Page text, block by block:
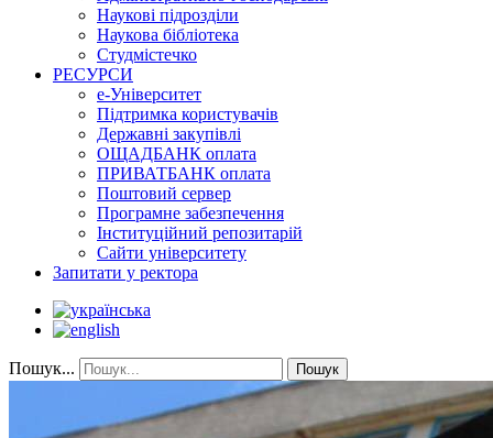
Наукові підрозділи
Наукова бібліотека
Студмістечко
РЕСУРСИ
е-Університет
Підтримка користувачів
Державні закупівлі
ОЩАДБАНК оплата
ПРИВАТБАНК оплата
Поштовий сервер
Програмне забезпечення
Інституційний репозитарій
Сайти університету
Запитати у ректора
Пошук... Пошук